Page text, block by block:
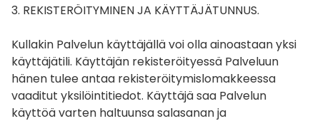
3. REKISTERÖITYMINEN JA KÄYTTÄJÄTUNNUS.
Kullakin Palvelun käyttäjällä voi olla ainoastaan yksi
käyttäjätili. Käyttäjän rekisteröityessä Palveluun
hänen tulee antaa rekisteröitymislomakkeessa
vaaditut yksilöintitiedot. Käyttäjä saa Palvelun
käyttöä varten haltuunsa salasanan ja